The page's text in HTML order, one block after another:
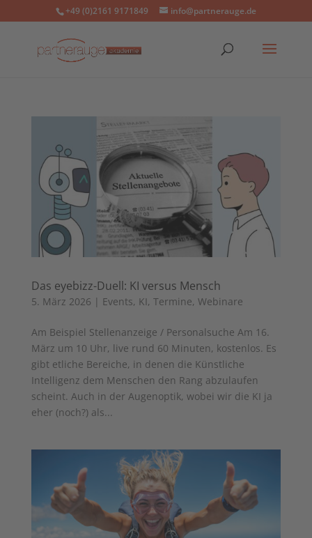
+49 (0)2161 9171849 info@partnerauge.de
Das eyebizz-Duell: KI versus Mensch
5. März 2026 | Events, KI, Termine, Webinare
Am Beispiel Stellenanzeige / Personalsuche Am 16.
März um 10 Uhr, live rund 60 Minuten, kostenlos. Es
gibt etliche Bereiche, in denen die Künstliche
Intelligenz dem Menschen den Rang abzulaufen
scheint. Auch in der Augenoptik, wobei wir die KI ja
eher (noch?) als...